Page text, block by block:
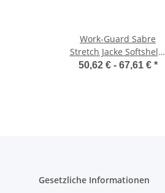
Work-Guard Sabre
Stretch Jacke Softshell /
Result R302X
50,62 € - 67,61 € *
Gesetzliche Informationen